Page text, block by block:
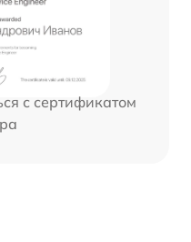
с сертификатом